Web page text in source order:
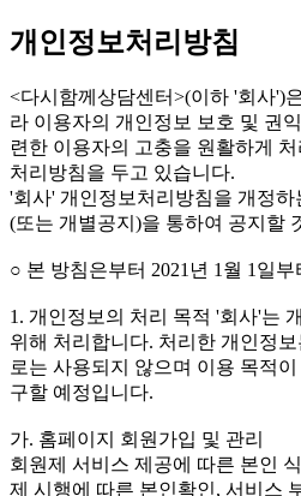
개인정보처리방침
<다시함께상담센터>(이하 '회사')
라 이용자의 개인정보 보호 및 권
련한 이용자의 고충을 원활하게
처리방침을 두고 있습니다.
'회사' 개인정보처리방침을 개정
(또는 개별공지)을 통하여 공지할
○ 본 방침은부터 2021년 1월 1일
1. 개인정보의 처리 목적 '회사'는
위해 처리합니다. 처리한 개인정
로는 사용되지 않으며 이용 목적
구할 예정입니다.
가. 홈페이지 회원가입 및 관리
회원제 서비스 제공에 따른 본인
제 시행에 따른 본인확인, 서비스